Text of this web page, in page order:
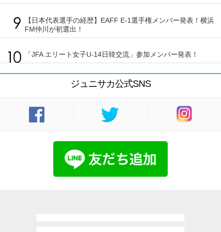
【日本代表選手の経歴】EAFF E-1選手権メンバー発表！横浜
FM仲川が初選出！
「JFA エリート女子U-14日韓交流」参加メンバー発表！
ジュニサカ公式SNS